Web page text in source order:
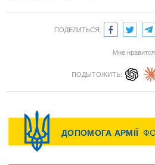
ПОДЕЛИТЬСЯ:
Мне нравится
ПОДЫТОЖИТЬ: